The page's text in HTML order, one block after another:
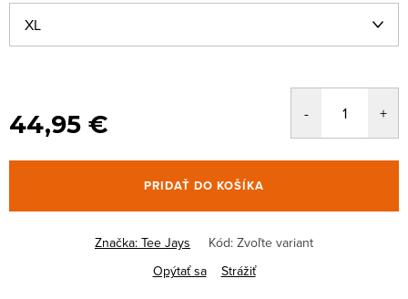
44,95 €
PRIDAŤ DO KOŠÍKA
Značka: Tee Jays Kód: Zvoľte variant
Opýtať sa
Strážiť